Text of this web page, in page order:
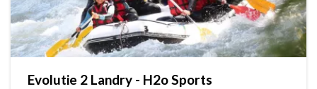
Evolutie 2 Landry - H2o Sports